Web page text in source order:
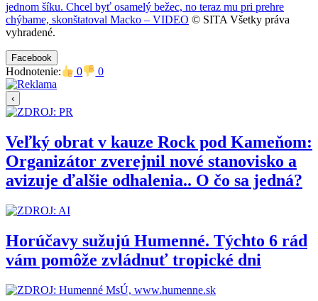
jednom šíku. Chcel byť osamelý bežec, no teraz mu pri prehre
chýbame, skonštatoval Macko – VIDEO © SITA Všetky práva
vyhradené.
Facebook
Hodnotenie: 0 0
‹
Veľký obrat v kauze Rock pod Kameňom:
Organizátor zverejnil nové stanovisko a
avizuje ďalšie odhalenia.. O čo sa jedná?
Horúčavy sužujú Humenné. Týchto 6 rád
vám pomôže zvládnuť tropické dni